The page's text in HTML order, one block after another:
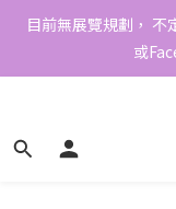
目前無展覽規劃， 不
或